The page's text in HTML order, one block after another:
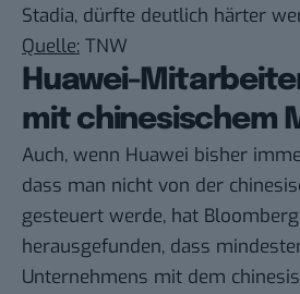
Stadia, dürfte deutlich härter
Quelle: TNW
Huawei-
mit chinesischem
Auch, wenn Huawei bisher
dass man nicht von der
gesteuert werde, hat
herausgefunden, dass
Unternehmens mit dem